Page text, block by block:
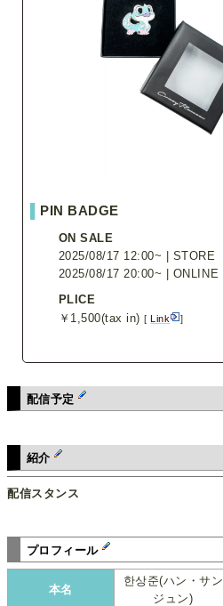
PIN BADGE
ON SALE
2025/08/17 12:00~ | STORE
2025/08/17 20:00~ | ONLINE
PLICE
￥1,500(tax in)[ Link ]
配信予定
紹介
配信スタンス
プロフィール
本名
한상준(ハン・サン
ジュン)